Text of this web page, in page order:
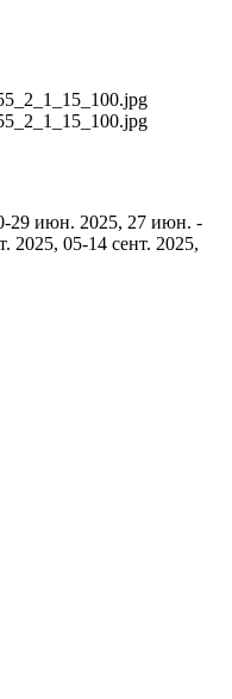
29 июн. 2025, 27 июн. -
2025, 05-14 сент. 2025,